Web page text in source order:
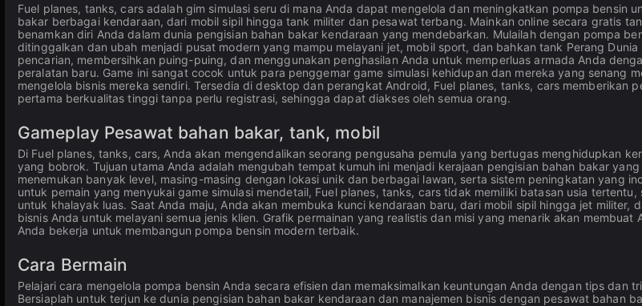
Fuel planes, tanks, cars adalah gim simulasi seru di mana Anda dapat mengelola dan meningkatkan pompa bensin
bakar berbagai kendaraan, dari mobil sipil hingga tank militer dan pesawat terbang. Mainkan online secara gratis
benamkan diri Anda dalam dunia pengisian bahan bakar kendaraan yang mendebarkan. Mulailah dengan pompa
ditinggalkan dan ubah menjadi pusat modern yang mampu melayani jet, mobil sport, dan bahkan tank Perang Dunia
pencarian, membersihkan puing-puing, dan menggunakan penghasilan Anda untuk memperluas armada Anda
peralatan baru. Game ini sangat cocok untuk para penggemar game simulasi kehidupan dan mereka yang senang
mengelola bisnis mereka sendiri. Tersedia di desktop dan perangkat Android, Fuel planes, tanks, cars memberikan
pertama berkualitas tinggi tanpa perlu registrasi, sehingga dapat diakses oleh semua orang.
Gameplay Pesawat bahan bakar, tank, mobil
Di Fuel planes, tanks, cars, Anda akan mengendalikan seorang pengusaha pemula yang bertugas menghidupkan
yang bobrok. Tujuan utama Anda adalah mengubah tempat kumuh ini menjadi kerajaan pengisian bahan bakar
menemukan banyak level, masing-masing dengan lokasi unik dan berbagai lawan, serta sistem peningkatan yang
untuk pemain yang menyukai game simulasi mendetail, Fuel planes, tanks, cars tidak memiliki batasan usia tertentu,
untuk khalayak luas. Saat Anda maju, Anda akan membuka kunci kendaraan baru, dari mobil sipil hingga jet militer,
bisnis Anda untuk melayani semua jenis klien. Grafik permainan yang realistis dan misi yang menarik akan membuat
Anda bekerja untuk membangun pompa bensin modern terbaik.
Cara Bermain
Pelajari cara mengelola pompa bensin Anda secara efisien dan memaksimalkan keuntungan Anda dengan tips dan
Bersiaplah untuk terjun ke dunia pengisian bahan bakar kendaraan dan manajemen bisnis dengan pesawat bahan